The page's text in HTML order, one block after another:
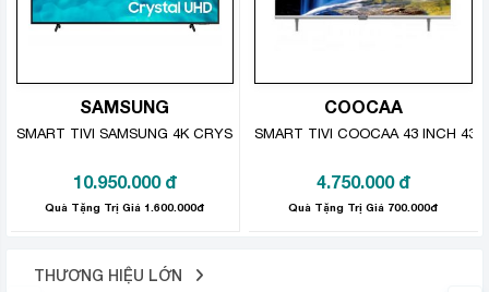
Cửa kính cường lực bền và thanh lịch bên ngoài và cần
SAMSUNG
SMART TIVI SAMSUNG 4K CRYSTAL UHD 55 INCH UA55BU8000
10.950.000 đ
Quà Tặng Trị Giá 1.600.000đ
COOCAA
SMART TIVI COOCAA 43 INCH
4.750.000 đ
Quà Tặng Trị Giá 700.000đ
THƯƠNG HIỆU LỚN